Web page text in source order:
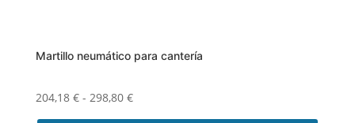
Martillo neumático para cantería
204,18 € - 298,80 €Rango